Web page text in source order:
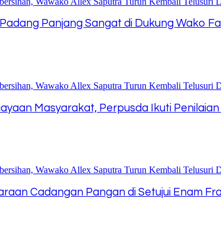
Panjang Sangat di Dukung Wako
Masyarakat, Perpusda Ikuti
Cadangan Pangan di Setujui Enam